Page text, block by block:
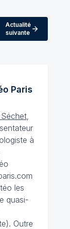
Actualité
suivante
Paris
,
à
les
quasi-
Outre